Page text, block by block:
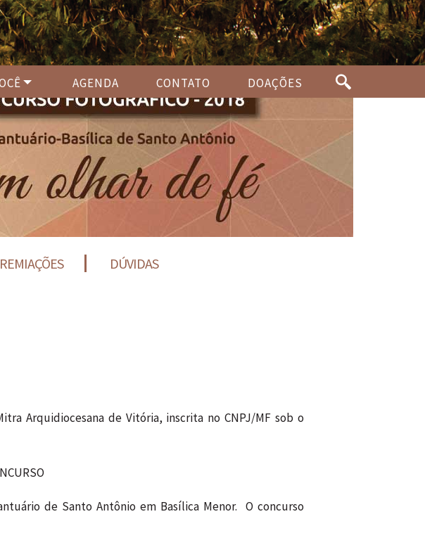
AGENDA CONTATO DOAÇÕES
DÚVIDAS
Arquidiocesana de Vitória, inscrita no CNPJ/MF sob o
de Santo Antônio em Basílica Menor. O concurso